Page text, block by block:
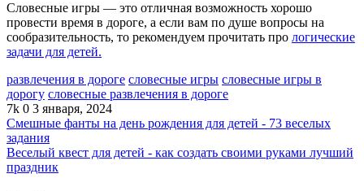
Словесные игры — это отличная возможность хорошо
провести время в дороге, а если вам по душе вопросы на
сообразительность, то рекомендуем прочитать про логические
задачи для детей.
развлечения в дороге словесные игры словесные игры в
дорогу словесные развлечения в дороге
7k 0 3 января, 2024
Смешные фанты на день рождения для детей - 73 веселых
задания
Веселый квест для детей - как создать своими руками лучший
праздник